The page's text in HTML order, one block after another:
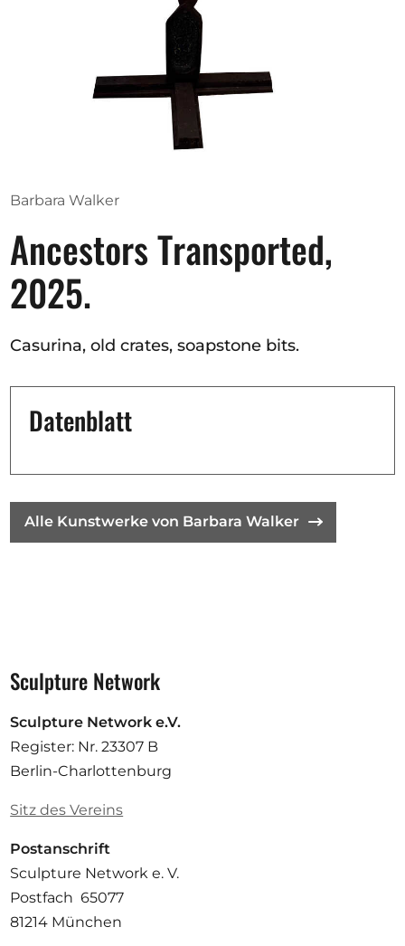
Ausschreibungen
Spenden
Help
Kontakt
Barbara Walker
Ancestors Transported,
2025.
Casurina, old crates, soapstone bits.
Datenblatt
Alle Kunstwerke von Barbara Walker
Sculpture Network
Sculpture Network e.V.
Register: Nr. 23307 B
Berlin-Charlottenburg
Sitz des Vereins
Postanschrift
Sculpture Network e. V.
Postfach 65077
81214 München